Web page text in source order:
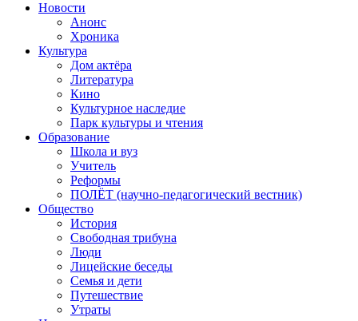
Новости
Анонс
Хроника
Культура
Дом актёра
Литература
Кино
Культурное наследие
Парк культуры и чтения
Образование
Школа и вуз
Учитель
Реформы
ПОЛЁТ (научно-педагогический вестник)
Общество
История
Свободная трибуна
Люди
Лицейские беседы
Семья и дети
Путешествие
Утраты